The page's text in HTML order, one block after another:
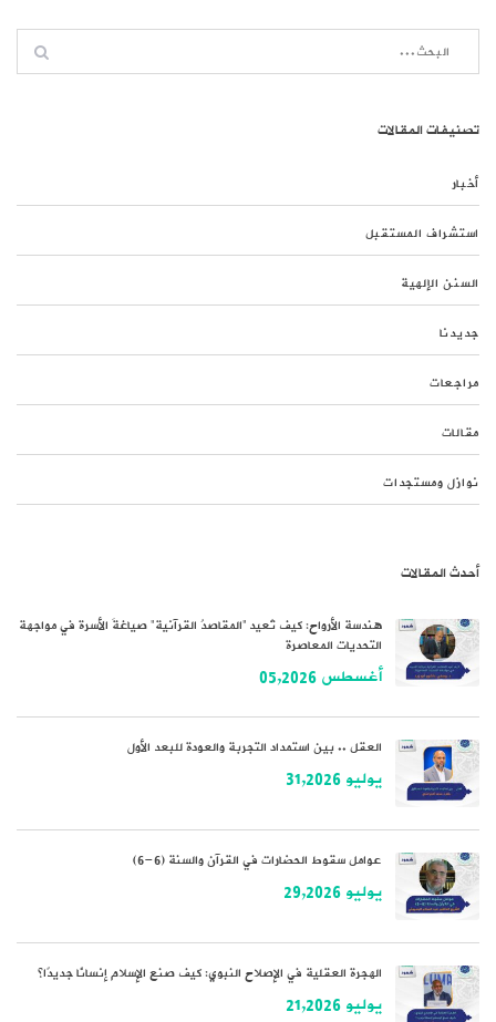
تصنيفات المقالات
أخبار
استشراف المستقبل
السنن الإلهية
جديدنا
مراجعات
مقالات
نوازل ومستجدات
أحدث المقالات
هندسة الأرواح: كيف تُعيد “المقاصدُ القرآنية” صياغةَ الأسرة في مواجهة
التحديات المعاصرة
أغسطس 05,2026
العقل .. بين استمداد التجربة والعودة للبعد الأول
يوليو 31,2026
عوامل سقوط الحضارات في القرآن والسنة (6-6)
يوليو 29,2026
الهجرة العقلية في الإصلاح النبوي: كيف صنع الإسلام إنسانًا جديدًا؟
يوليو 21,2026